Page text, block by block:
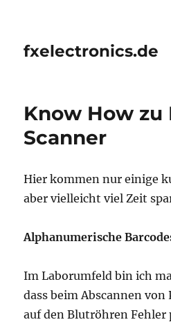
fxelectronics.de
Know How zu
Scanner
Hier kommen nur einige
aber vielleicht viel Zeit
Alphanumerische
Im Laborumfeld bin ich
dass beim Abscannen
auf den Blutröhren Fehler